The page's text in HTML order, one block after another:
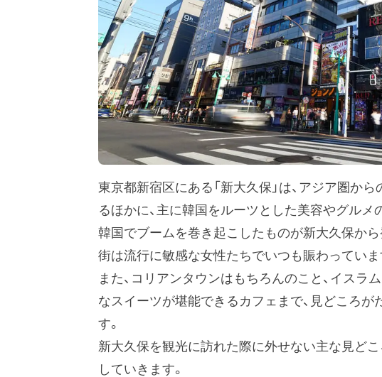
東京都新宿区にある「新大久保」は、アジア圏か
るほかに、主に韓国をルーツとした美容やグルメ
韓国でブームを巻き起こしたものが新大久保から
街は流行に敏感な女性たちでいつも賑わっていま
また、コリアンタウンはもちろんのこと、イス
なスイーツが堪能できるカフェまで、見どころ
す。
新大久保を観光に訪れた際に外せない主な見ど
していきます。